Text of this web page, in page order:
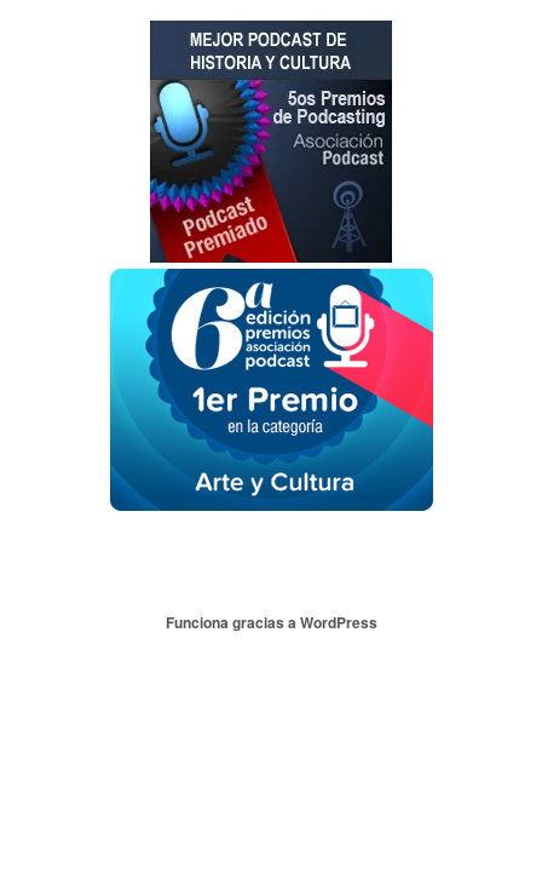
Funciona gracias a WordPress